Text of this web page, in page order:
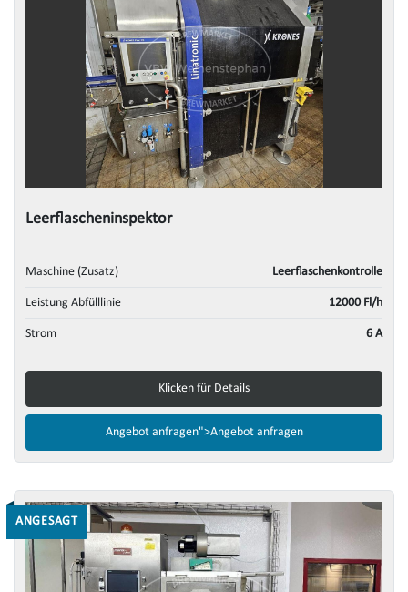
Leerflascheninspektor
Maschine (Zusatz) Leerflaschenkontrolle
Leistung Abfülllinie 12000 Fl/h
Strom 6 A
Klicken für Details
Angebot anfragen">Angebot anfragen
ANGESAGT